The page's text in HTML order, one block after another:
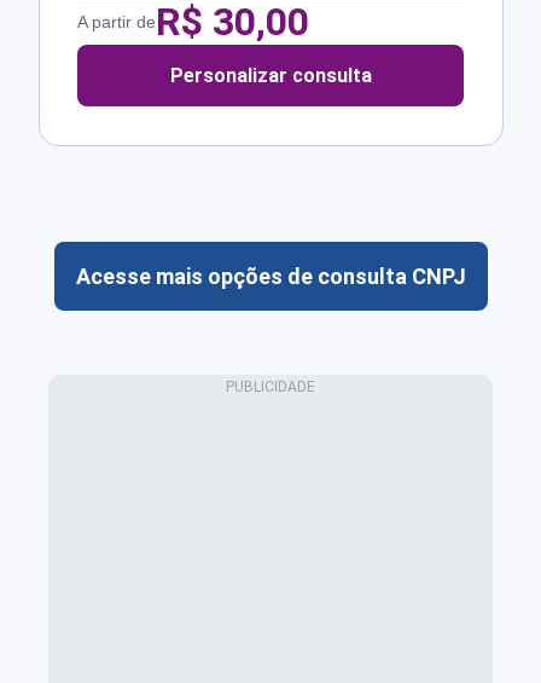
A partir deR$ 30,00
Personalizar consulta
Acesse mais opções de consulta CNPJ